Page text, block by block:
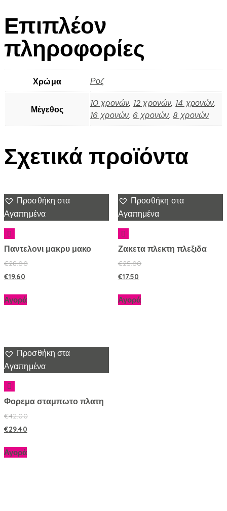
Επιπλέον
πληροφορίες
Χρώμα Ροζ
Μέγεθος
10 χρονών, 12 χρονών, 14 χρονών,
16 χρονών, 6 χρονών, 8 χρονών
Σχετικά προϊόντα
Προσθήκη στα
Αγαπημένα
Παντελονι μακρυ μακο
€28.00
€19.60
Αγορά
Προσθήκη στα
Αγαπημένα
Ζακετα πλεκτη πλεξιδα
€25.00
€17.50
Αγορά
Προσθήκη στα
Αγαπημένα
Φορεμα σταμπωτο πλατη
€42.00
€29.40
Αγορά